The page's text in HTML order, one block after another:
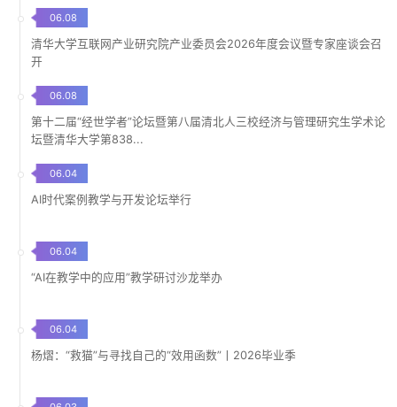
06.08
清华大学互联网产业研究院产业委员会2026年度会议暨专家座谈会召
开
06.08
第十二届“经世学者”论坛暨第八届清北人三校经济与管理研究生学术论
坛暨清华大学第838...
06.04
AI时代案例教学与开发论坛举行
06.04
“AI在教学中的应用”教学研讨沙龙举办
06.04
杨熠：“救猫”与寻找自己的“效用函数”丨2026毕业季